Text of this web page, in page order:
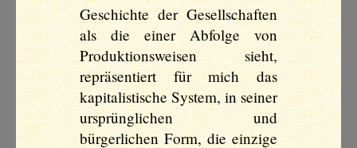
Geschichte der Gesellschaften
als die einer Abfolge von
Produktionsweisen sieht,
repräsentiert für mich das
kapitalistische System, in seiner
ursprünglichen und
bürgerlichen Form, die einzige